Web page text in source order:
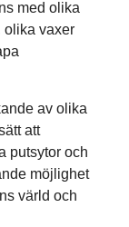
med olika
olika vaxer
av olika
att
putsytor och
möjlighet
värld och